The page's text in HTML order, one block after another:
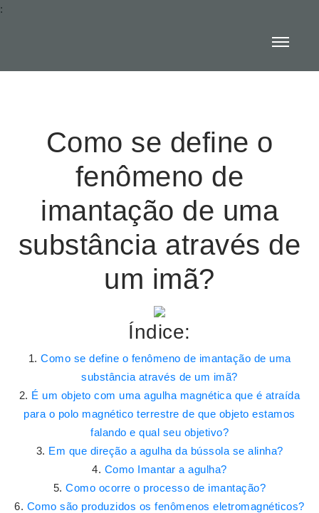
:
Como se define o
fenômeno de
imantação de uma
substância através de
um imã?
Índice:
Como se define o fenômeno de imantação de uma
substância através de um imã?
É um objeto com uma agulha magnética que é atraída
para o polo magnético terrestre de que objeto estamos
falando e qual seu objetivo?
Em que direção a agulha da bússola se alinha?
Como Imantar a agulha?
Como ocorre o processo de imantação?
Como são produzidos os fenômenos eletromagnéticos?